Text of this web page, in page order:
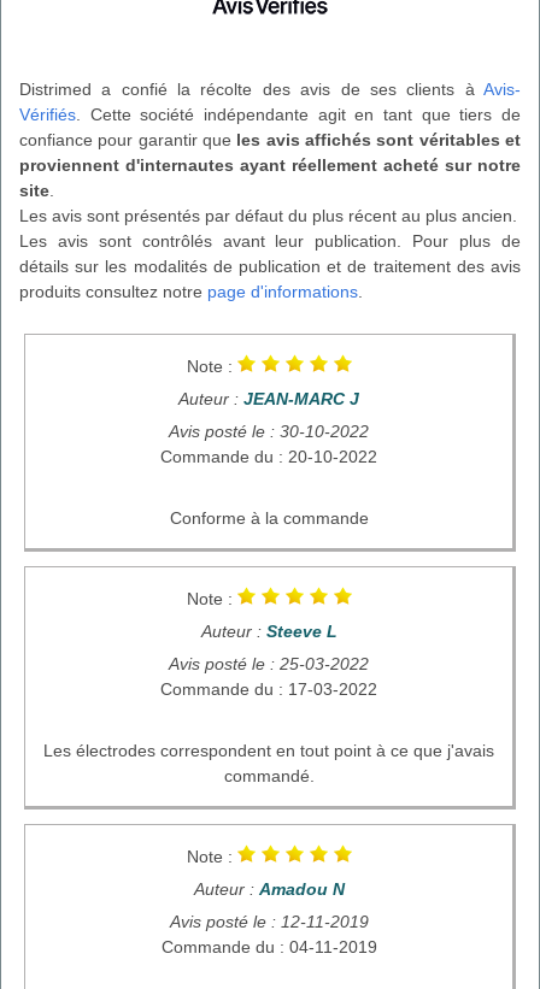
Distrimed a confié la récolte des avis de ses clients à Avis-
Vérifiés . Cette société indépendante agit en tant que tiers de
confiance pour garantir que les avis affichés sont véritables et
proviennent d'internautes ayant réellement acheté sur notre
site
Les avis sont présentés par défaut du plus récent au plus ancien.
Les avis sont contrôlés avant leur publication. Pour plus de
détails sur les modalités de publication et de traitement des avis
produits consultez notre page d'informations
Note :
Auteur : JEAN-MARC J
Avis posté le : 30-10-2022
Commande du : 20-10-2022
Conforme à la commande
Note :
Auteur : Steeve L
Avis posté le : 25-03-2022
Commande du : 17-03-2022
Les électrodes correspondent en tout point à ce que j'avais
commandé.
Note :
Auteur : Amadou N
Avis posté le : 12-11-2019
Commande du : 04-11-2019